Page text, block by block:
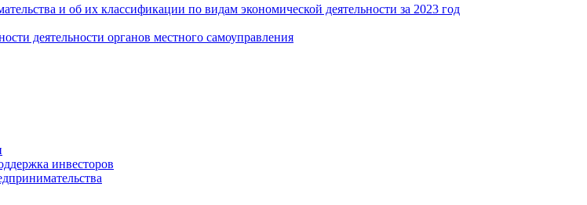
и об их классификации по видам экономической деятельности за 2023 год
деятельности органов местного самоуправления
инвесторов